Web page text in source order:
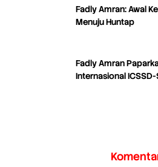
Fadly Amran: Awal
Menuju Huntap
Fadly Amran
Internasional ICSSD-